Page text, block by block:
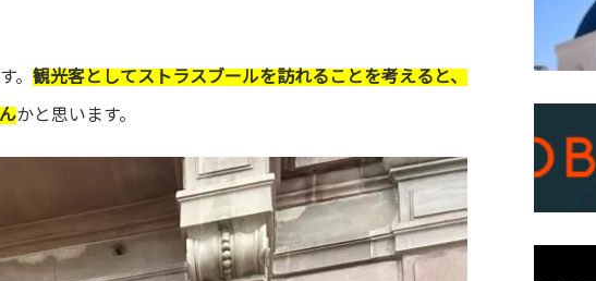
。 観光客としてストラスブールを訪れることを考えると、
かと思います。